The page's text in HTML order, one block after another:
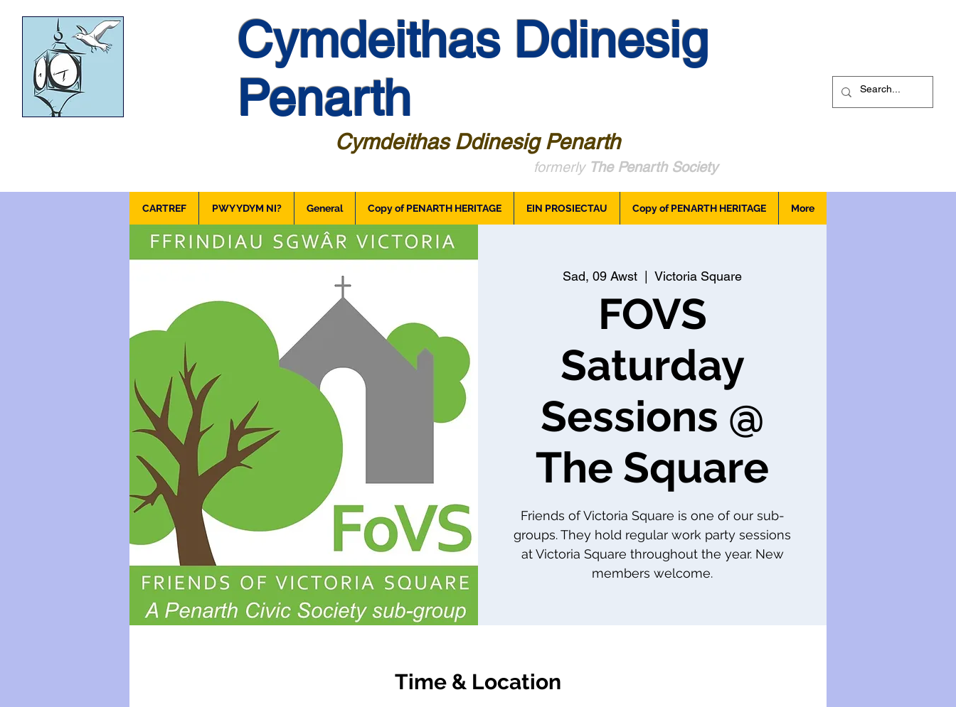
Cymdeithas Ddinesig
Penarth
Cymdeithas Ddinesig Penarth
formerly The Penarth Society
CARTREF PWY YDYM NI? General Copy of PENARTH HERITAGE EIN PROSIECTAU Copy of PENARTH HERITAGE More
Sad, 09 Awst Victoria Square
FOVS
Saturday
Sessions @
The Square
Friends of Victoria Square is one of our sub-
groups. They hold regular work party sessions
at Victoria Square throughout the year. New
members welcome.
Time & Location